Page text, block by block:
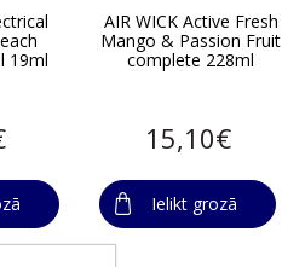
19ml
AIR WICK Active Fresh
Mango & Passion Fruit
complete 228ml
15,10€
Ielikt grozā